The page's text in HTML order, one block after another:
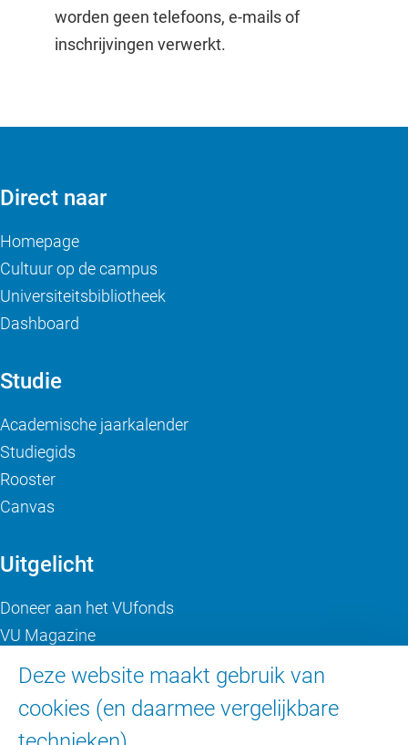
worden geen telefoons, e-mails of
inschrijvingen verwerkt.
Deze website maakt gebruik van
cookies (en daarmee vergelijkbare
Direct naar
Homepage
Cultuur op de campus
Universiteitsbibliotheek
Dashboard
Studie
Academische jaarkalender
Studiegids
Rooster
Canvas
Uitgelicht
Doneer aan het VUfonds
VU Magazine